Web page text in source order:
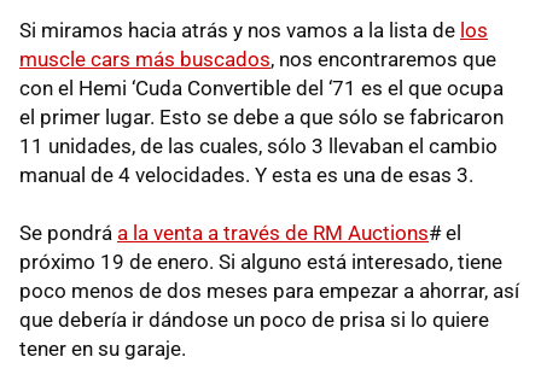
Si miramos hacia atrás y nos vamos a la lista de los
muscle cars más buscados, nos encontraremos que
con el Hemi ‘Cuda Convertible del ‘71 es el que ocupa
el primer lugar. Esto se debe a que sólo se fabricaron
11 unidades, de las cuales, sólo 3 llevaban el cambio
manual de 4 velocidades. Y esta es una de esas 3.
Se pondrá a la venta a través de RM Auctions# el
próximo 19 de enero. Si alguno está interesado, tiene
poco menos de dos meses para empezar a ahorrar, así
que debería ir dándose un poco de prisa si lo quiere
tener en su garaje.